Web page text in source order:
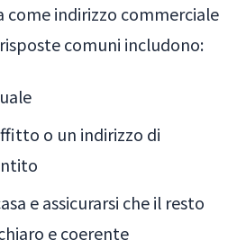
come indirizzo commerciale
comuni includono:
o un indirizzo di
e assicurarsi che il resto
e coerente